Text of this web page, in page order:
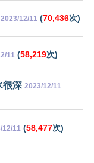
2023/12/11 (70,436次)
11 (58,219次)
很深 2023/12/11
12/11 (58,477次)